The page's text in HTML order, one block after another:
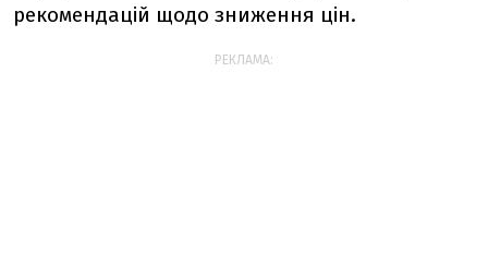
рекомендацій щодо зниження цін.
РЕКЛАМА: